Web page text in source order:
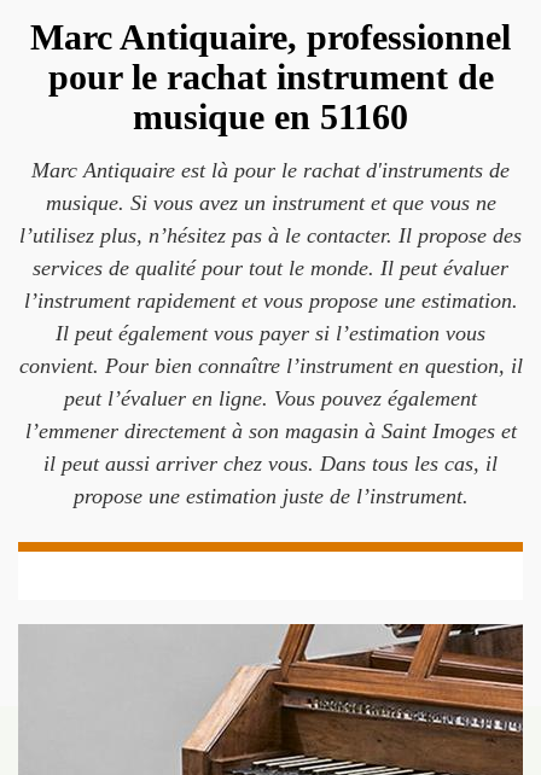
Marc Antiquaire, professionnel
pour le rachat instrument de
musique en 51160
Marc Antiquaire est là pour le rachat d'instruments de
musique. Si vous avez un instrument et que vous ne
l’utilisez plus, n’hésitez pas à le contacter. Il propose des
services de qualité pour tout le monde. Il peut évaluer
l’instrument rapidement et vous propose une estimation.
Il peut également vous payer si l’estimation vous
convient. Pour bien connaître l’instrument en question, il
peut l’évaluer en ligne. Vous pouvez également
l’emmener directement à son magasin à Saint Imoges et
il peut aussi arriver chez vous. Dans tous les cas, il
propose une estimation juste de l’instrument.